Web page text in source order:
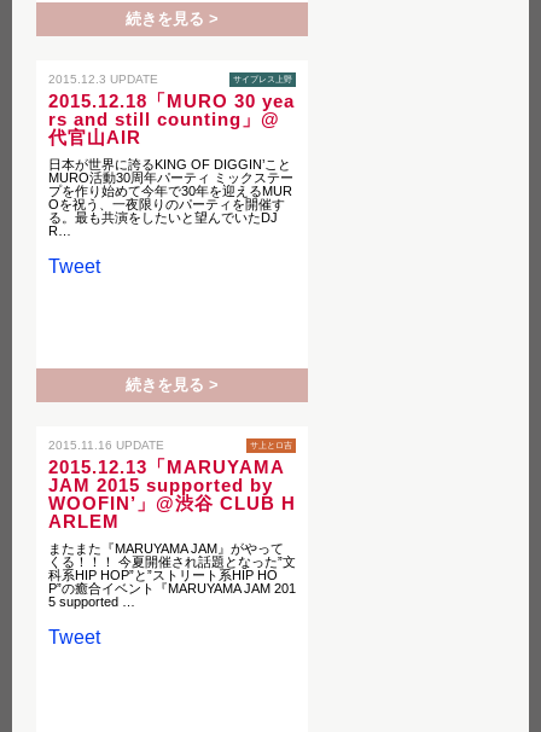
続きを見る >
2015.12.3 UPDATE サイプレス上野
2015.12.18「MURO 30 yea
rs and still counting」@
代官山AIR
日本が世界に誇るKING OF DIGGIN’こと
MURO活動30周年パーティ ミックステー
プを作り始めて今年で30年を迎えるMUR
Oを祝う、一夜限りのパーティを開催す
る。最も共演をしたいと望んでいたDJ
R…
Tweet
続きを見る >
2015.11.16 UPDATE サ上とロ吉
2015.12.13「MARUYAMA
JAM 2015 supported by
WOOFIN’」@渋谷 CLUB H
ARLEM
またまた『MARUYAMA JAM』がやって
くる！！！ 今夏開催され話題となった”文
科系HIP HOP”と”ストリート系HIP HO
P”の癒合イベント『MARUYAMA JAM 201
5 supported …
Tweet